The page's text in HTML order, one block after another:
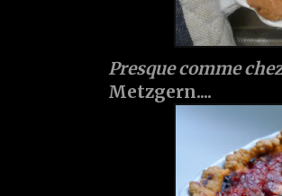
Presque comme
Metzgern....